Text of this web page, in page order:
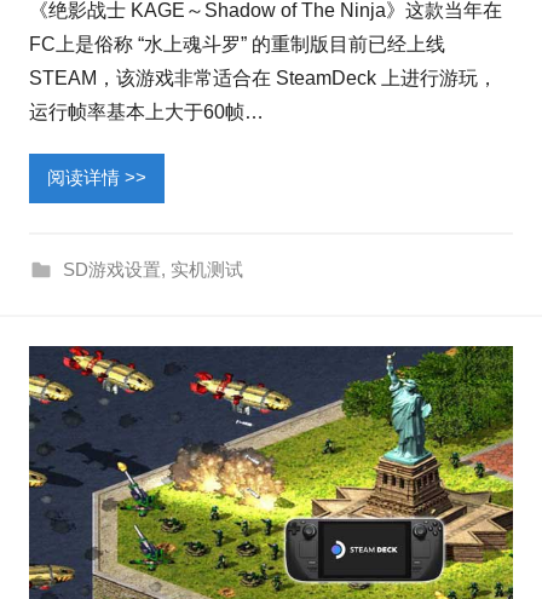
《绝影战士 KAGE～Shadow of The Ninja》这款当年在
FC上是俗称 “水上魂斗罗” 的重制版目前已经上线
STEAM，该游戏非常适合在 SteamDeck 上进行游玩，
运行帧率基本上大于60帧…
阅读详情 >>
SD游戏设置, 实机测试